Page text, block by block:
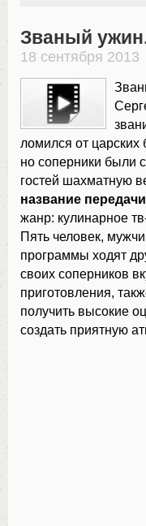
Званый
18 сентября 2013
ломился от царских
но соперники были
гостей шахматную
название
жанр: кулинарное
Пять человек,
программы ходят
своих соперников
приготовления,
получить высокие
создать приятную